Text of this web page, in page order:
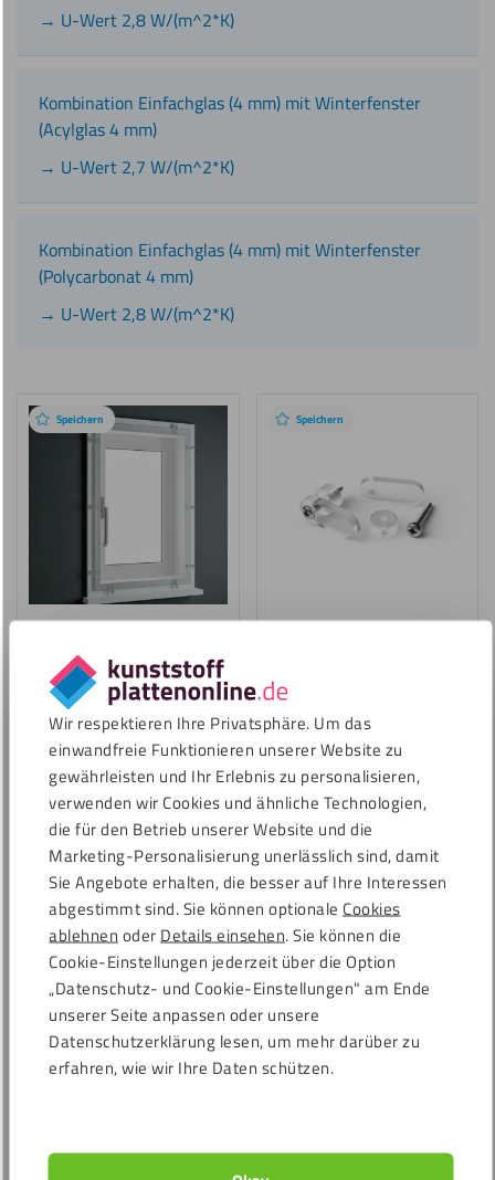
Wir respektieren Ihre Privatsphäre. Um das
einwandfreie Funktionieren unserer Website zu
gewährleisten und Ihr Erlebnis zu personalisieren,
verwenden wir Cookies und ähnliche Technologien,
die für den Betrieb unserer Website und die
Marketing-Personalisierung unerlässlich sind, damit
Sie Angebote erhalten, die besser auf Ihre Interessen
abgestimmt sind. Sie können optionale Cookies
ablehnen oder Details einsehen. Sie können die
Cookie-Einstellungen jederzeit über die Option
„Datenschutz- und Cookie-Einstellungen" am Ende
unserer Seite anpassen oder unsere
Datenschutzerklärung lesen, um mehr darüber zu
erfahren, wie wir Ihre Daten schützen.
→ U-Wert 2,8 W/(m^2*K)
Kombination Einfachglas (4 mm) mit Winterfenster
(Acylglas 4 mm)
→ U-Wert 2,7 W/(m^2*K)
Kombination Einfachglas (4 mm) mit Winterfenster
(Polycarbonat 4 mm)
→ U-Wert 2,8 W/(m^2*K)
Produkte
Speichern
Vorsatzfenster zur Montage
Befestigungsklammern/Klettband)
13,98 Inkl. MwSt.
Speichern
5,89
Speichern
Vorsatzfenster zur Montage
(ohne Schrauben)
13,98€ Inkl. MwSt.
Speichern
Weiße Schrauben mit
Nylonring
17,79€ inkl. 19 %
MwSt.
Messanleitung